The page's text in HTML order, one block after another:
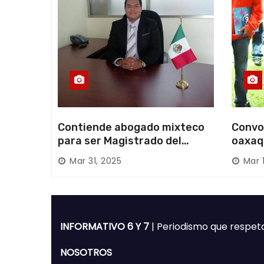
s
Contiende abogado mixteco
para ser Magistrado del
Poder Judicial; es originario
de Huajuapan de León
Mar 31, 2025 Mar
INFORMATIVO 6 Y 7 | Periodismo que
NOSOTROS